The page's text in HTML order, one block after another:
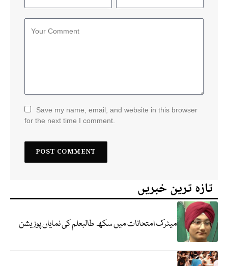
Save my name, email, and website in this browser
for the next time I comment.
تازہ ترین خبریں
میٹرک امتحانات میں سکھ طالبعلم کی نمایاں پوزیشن